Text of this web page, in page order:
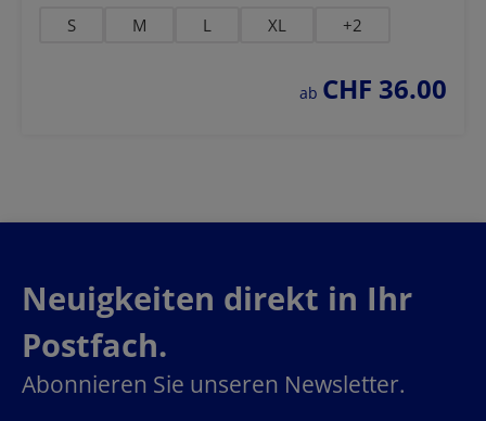
S M L XL +2
regulärer preis:
ab CHF 36.00
Neuigkeiten direkt in Ihr
Postfach.
Abonnieren Sie unseren Newsletter.